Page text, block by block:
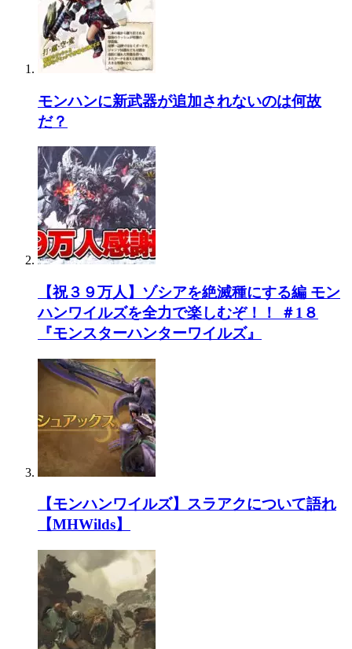
モンハンに新武器が追加されないのは何故
だ？
【祝３９万人】ゾシアを絶滅種にする編 モン
ハンワイルズを全力で楽しむぞ！！ ＃1８
『モンスターハンターワイルズ』
【モンハンワイルズ】スラアクについて語れ
【MHWilds】